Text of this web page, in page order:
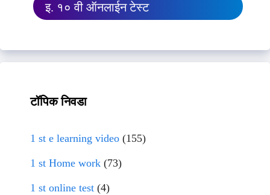
इ. १० वी ऑनलाईन टेस्ट
टॉपिक निवडा
1 st e learning video (155)
1 st Home work (73)
1 st online test (4)